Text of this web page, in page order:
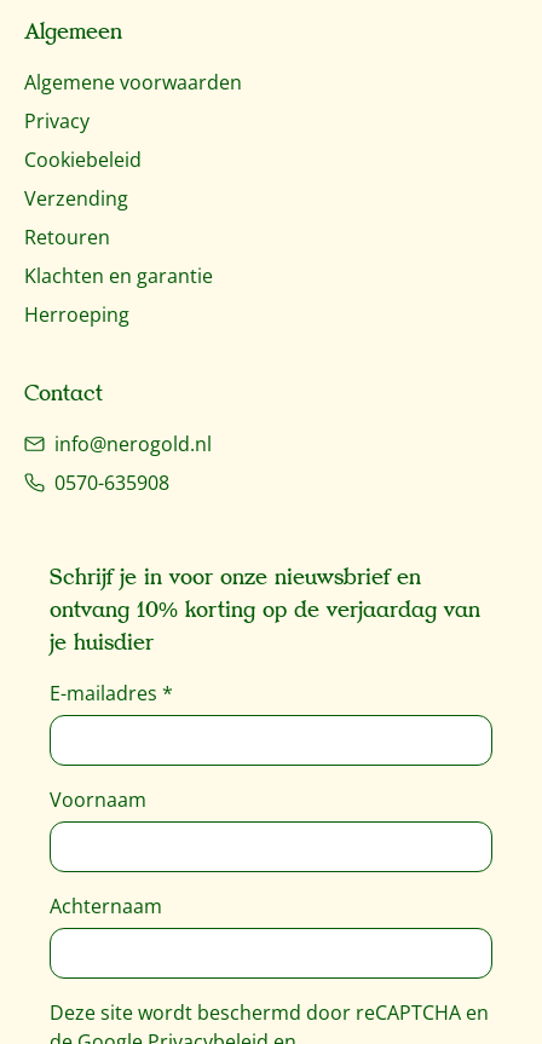
Algemeen
Algemene voorwaarden
Privacy
Cookiebeleid
Verzending
Retouren
Klachten en garantie
Herroeping
Contact
info@nerogold.nl
0570-635908
Schrijf je in voor onze nieuwsbrief en
ontvang 10% korting op de verjaardag van
je huisdier
E-mailadres *
Voornaam
Achternaam
Deze site wordt beschermd door reCAPTCHA en